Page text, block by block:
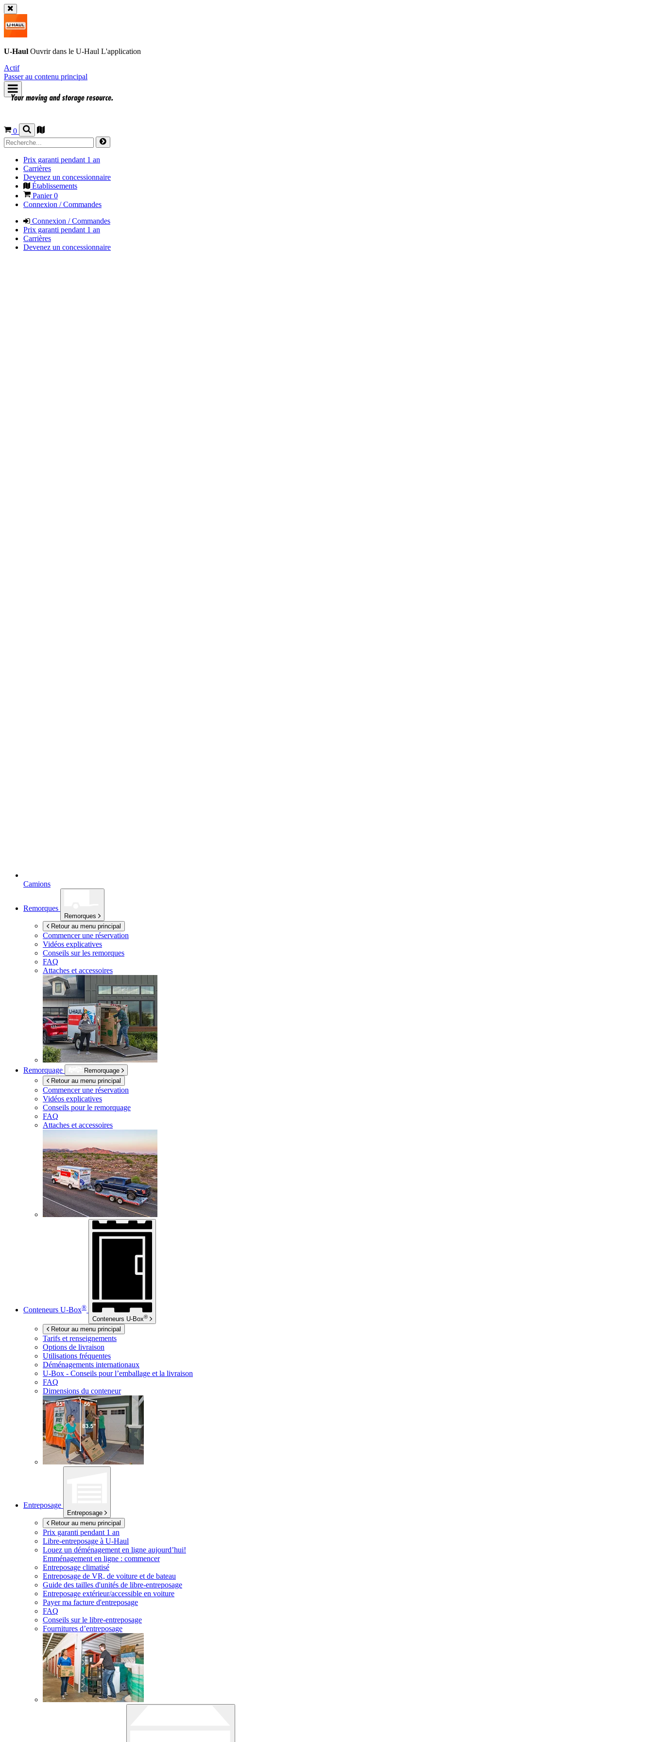
U-Haul Ouvrir dans le U-Haul L'application
Actif
Passer au contenu principal
0
Prix garanti pendant 1 an
Carrières
Devenez un concessionnaire
Établissements
Panier0
Connexion / Commandes
Connexion / Commandes
Prix garanti pendant 1 an
Carrières
Devenez un concessionnaire
Camions
Remorques
Remorques
Retour au menu principal
Commencer une réservation
Vidéos explicatives
Conseils sur les remorques
FAQ
Attaches et accessoires
Remorquage
Remorquage
Retour au menu principal
Commencer une réservation
Vidéos explicatives
Conseils pour le remorquage
FAQ
Attaches et accessoires
Conteneurs U-Box®
Conteneurs U-Box®
Retour au menu principal
Tarifs et renseignements
Options de livraison
Utilisations fréquentes
Déménagements internationaux
U-Box - Conseils pour l’emballage et la livraison
FAQ
Dimensions du conteneur
Entreposage
Entreposage
Retour au menu principal
Prix garanti pendant 1 an
Libre-entreposage à U-Haul
Louez un déménagement en ligne aujourd’hui!
Emménagement en ligne : commencer
Entreposage climatisé
Entreposage de VR, de voiture et de bateau
Guide des tailles d'unités de libre-entreposage
Entreposage extérieur/accessible en voiture
Payer ma facture d'entreposage
FAQ
Conseils sur le libre-entreposage
Fournitures d’entreposage